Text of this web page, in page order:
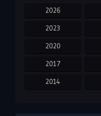
2026
2023
2020
2017
2014